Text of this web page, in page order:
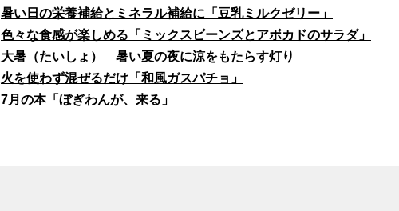
暑い日の栄養補給とミネラル補給に「豆乳ミルクゼリー」
色々な食感が楽しめる「ミックスビーンズとアボカドのサラダ」
大暑（たいしょ） 暑い夏の夜に涼をもたらす灯り
火を使わず混ぜるだけ「和風ガスパチョ」
7月の本「ぼぎわんが、来る」